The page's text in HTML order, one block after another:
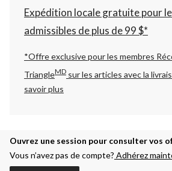
Expédition locale gratuite pour
admissibles de plus de 99 $*
*Offre exclusive pour les membres
TriangleMD sur les articles avec la
savoir plus
Ouvrez une session pour consulter vos
Vous n’avez pas de compte? Adhérez